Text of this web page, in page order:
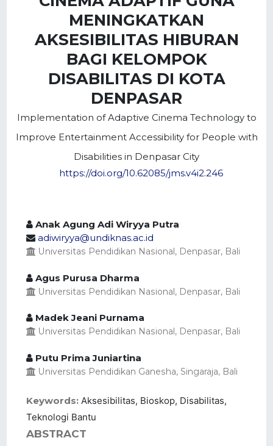
MENINGKATKAN
AKSESIBILITAS HIBURAN
BAGI KELOMPOK
DISABILITAS DI KOTA
DENPASAR
Implementation of Adaptive Cinema Technology to
Improve Entertainment Accessibility for People with
Disabilities in Denpasar City
https://doi.org/10.62085/jms.v4i2.246
Anak Agung Adi Wiryya Putra
adiwiryya@undiknas.ac.id
Universitas Pendidikan Nasional, Denpasar, Bali
Agus Purusa Dharma
Universitas Pendidikan Nasional, Denpasar, Bali
Madek Jeani Purnama
Universitas Pendidikan Nasional, Denpasar, Bali
Putu Prima Juniartina
Universitas Pendidikan Ganesha, Singaraja, Bali
Keywords:Aksesibilitas, Bioskop, Disabilitas,
Teknologi Bantu
ABSTRACT